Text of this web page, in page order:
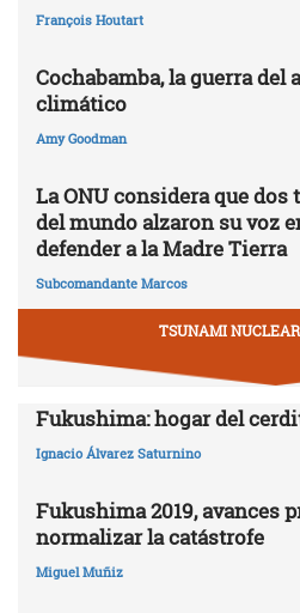
François Houtart
Cochabamba, la guerra del
climático
Amy Goodman
La ONU considera que dos
del mundo alzaron su voz
defender a la Madre Tierra
Subcomandante Marcos
TSUNAMI
Fukushima: hogar del
Ignacio Álvarez Saturnino
Fukushima 2019, avances
normalizar la catástrofe
Miguel Muñiz